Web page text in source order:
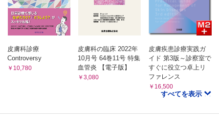
皮膚科診療
Controversy
￥10,780
皮膚科の臨床 2022年
10月号 64巻11号 特集
血管炎 【電子版】
￥3,080
皮膚疾患診療実践ガ
イド 第3版～診察室で
すぐに役立つ卓上リ
ファレンス
￥16,500
すべてを表示